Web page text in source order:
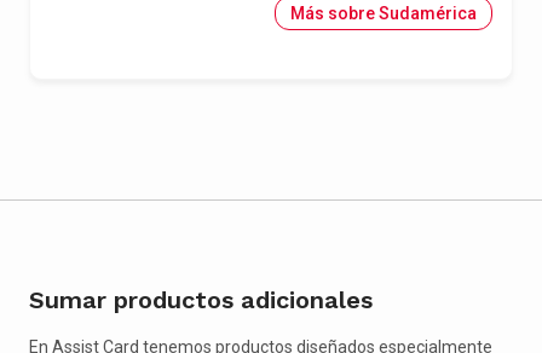
Más sobre Sudamérica
Sumar productos adicionales
En Assist Card tenemos productos diseñados especialmente